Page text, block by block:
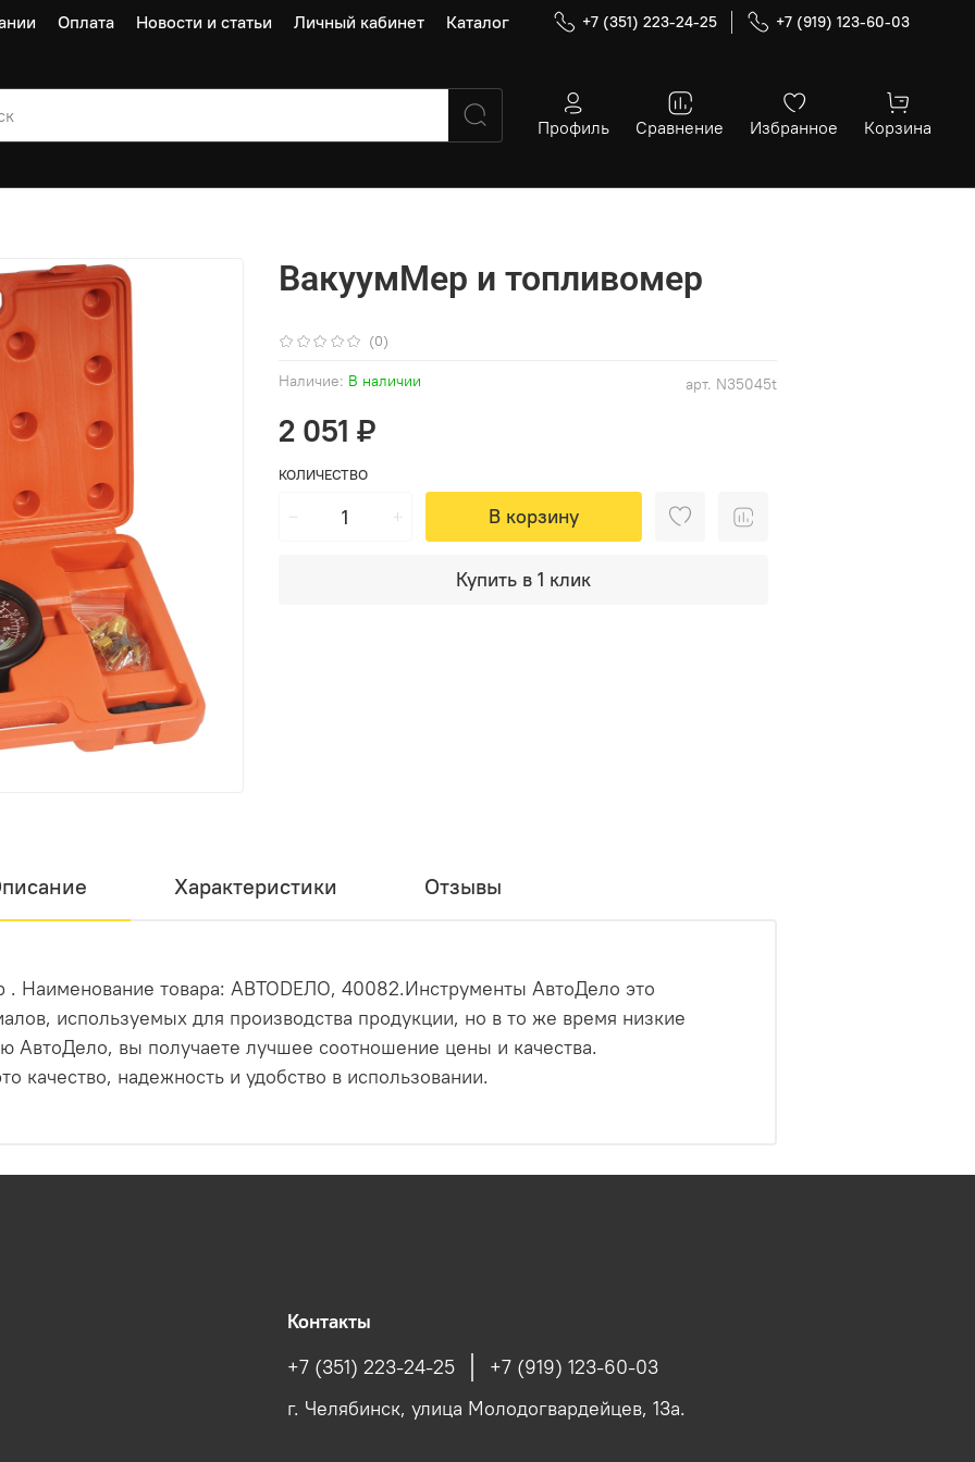
Оплата Новости и статьи Личный кабинет Каталог +7 (351) 223-24-25 +7 (919) 123-60-03
Профиль Сравнение Избранное Корзина
(0)
арт. N35045t
Наличие: В наличии
ВакуумМер и топливомер
2 051 ₽
КОЛИЧЕСТВО
В корзину
Купить в 1 клик
Характеристики Отзывы
. Наименование товара: АВТОDЕЛО, 40082.Инструменты АвтоДело это
используемых для производства продукции, но в то же время низкие
АвтоДело, вы получаете лучшее соотношение цены и качества.
качество, надежность и удобство в использовании.
Контакты
+7 (351) 223-24-25
+7 (919) 123-60-03
г. Челябинск, улица Молодогвардейцев, 13а.